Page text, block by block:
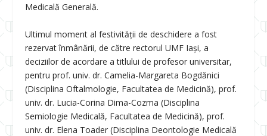
Medicală Generală.
Ultimul moment al festivității de deschidere a fost
rezervat înmânării, de către rectorul UMF Iași, a
deciziilor de acordare a titlului de profesor universitar,
pentru prof. univ. dr. Camelia-Margareta Bogdănici
(Disciplina Oftalmologie, Facultatea de Medicină), prof.
univ. dr. Lucia-Corina Dima-Cozma (Disciplina
Semiologie Medicală, Facultatea de Medicină), prof.
univ. dr. Elena Toader (Disciplina Deontologie Medicală